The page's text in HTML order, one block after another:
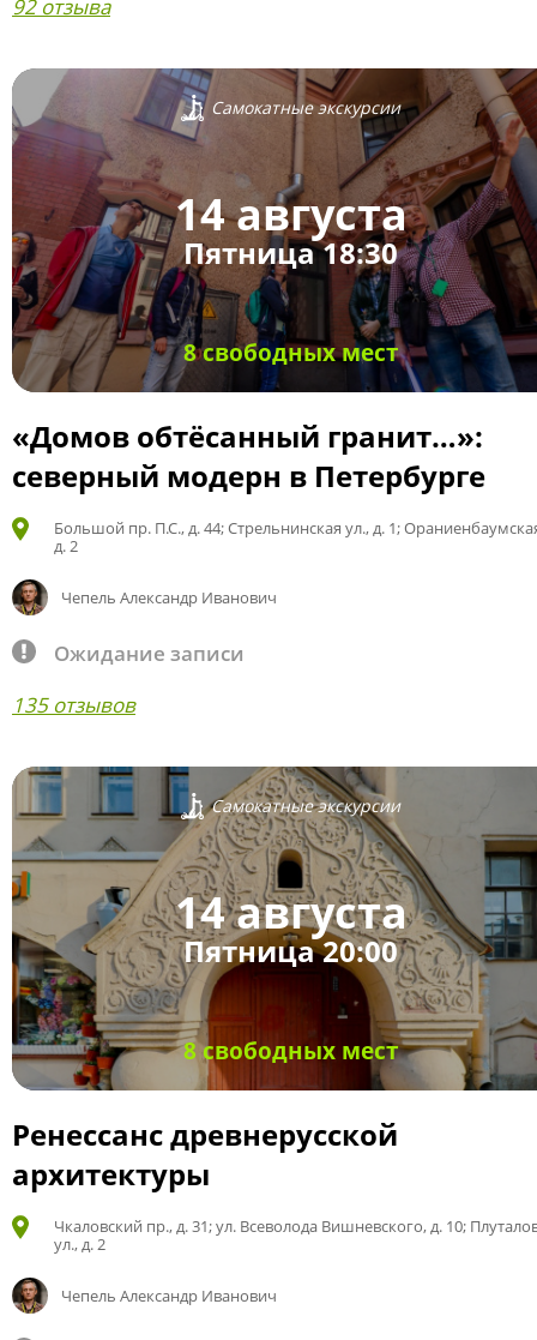
92 отзыва
Самокатные экскурсии
14 августа
Пятница 18:30
8 свободных мест
«Домов обтёсанный гранит…»:
северный модерн в Петербурге
Большой пр. П.С., д. 44; Стрельнинская ул., д. 1;
д. 2
Чепель Александр Иванович
Ожидание записи
135 отзывов
Самокатные экскурсии
14 августа
Пятница 20:00
8 свободных мест
Ренессанс древнерусской
архитектуры
Чкаловский пр., д. 31; ул. Всеволода Вишневского, д. 10;
ул., д. 2
Чепель Александр Иванович